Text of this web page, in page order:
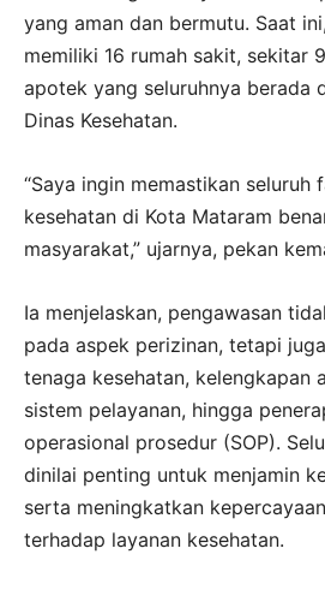
yang aman dan bermutu. Saat
memiliki 16 rumah sakit, sekitar
apotek yang seluruhnya berada
Dinas Kesehatan.
“Saya ingin memastikan seluruh
kesehatan di Kota Mataram
masyarakat,” ujarnya, pekan
Ia menjelaskan, pengawasan
pada aspek perizinan, tetapi
tenaga kesehatan, kelengkapan
sistem pelayanan, hingga
operasional prosedur (SOP).
dinilai penting untuk menjamin
serta meningkatkan
terhadap layanan kesehatan.